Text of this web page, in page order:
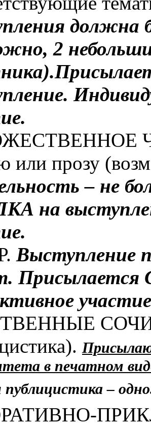
2
или прозу
– не
на
Выступление
Присылается
в печатном
–